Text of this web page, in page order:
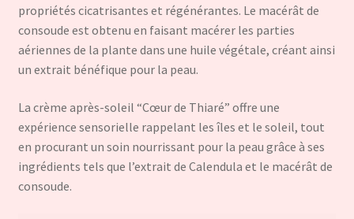
propriétés cicatrisantes et régénérantes. Le macérât de
consoude est obtenu en faisant macérer les parties
aériennes de la plante dans une huile végétale, créant ainsi
un extrait bénéfique pour la peau.
La crème après-soleil “Cœur de Thiaré” offre une
expérience sensorielle rappelant les îles et le soleil, tout
en procurant un soin nourrissant pour la peau grâce à ses
ingrédients tels que l’extrait de Calendula et le macérât de
consoude.